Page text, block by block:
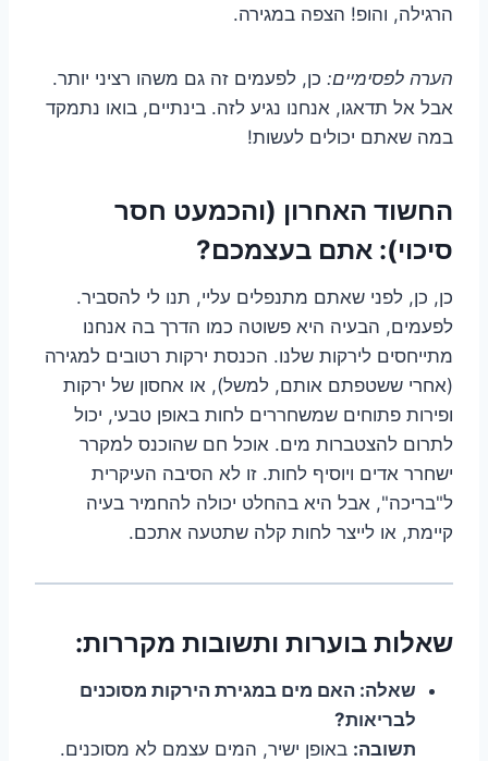
הרגילה, והופ! הצפה במגירה.
הערה לפסימיים: כן, לפעמים זה גם משהו רציני יותר.
אבל אל תדאגו, אנחנו נגיע לזה. בינתיים, בואו נתמקד
במה שאתם יכולים לעשות!
החשוד האחרון (והכמעט חסר
סיכוי): אתם בעצמכם?
כן, כן, לפני שאתם מתנפלים עליי, תנו לי להסביר.
לפעמים, הבעיה היא פשוטה כמו הדרך בה אנחנו
מתייחסים לירקות שלנו. הכנסת ירקות רטובים למגירה
(אחרי ששטפתם אותם, למשל), או אחסון של ירקות
ופירות פתוחים שמשחררים לחות באופן טבעי, יכול
לתרום להצטברות מים. אוכל חם שהוכנס למקרר
ישחרר אדים ויוסיף לחות. זו לא הסיבה העיקרית
ל"בריכה", אבל היא בהחלט יכולה להחמיר בעיה
קיימת, או לייצר לחות קלה שתטעה אתכם.
שאלות בוערות ותשובות מקררות:
שאלה: האם מים במגירת הירקות מסוכנים
לבריאות?
תשובה: באופן ישיר, המים עצמם לא מסוכנים.